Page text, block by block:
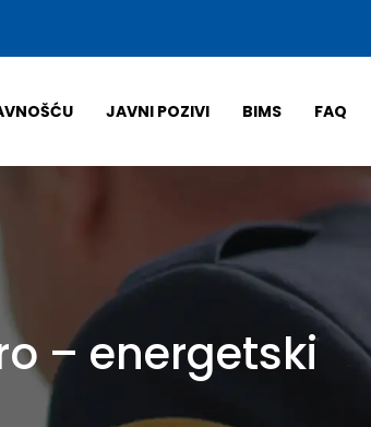
JAVNI POZIVI BIMS FAQ
– energetski